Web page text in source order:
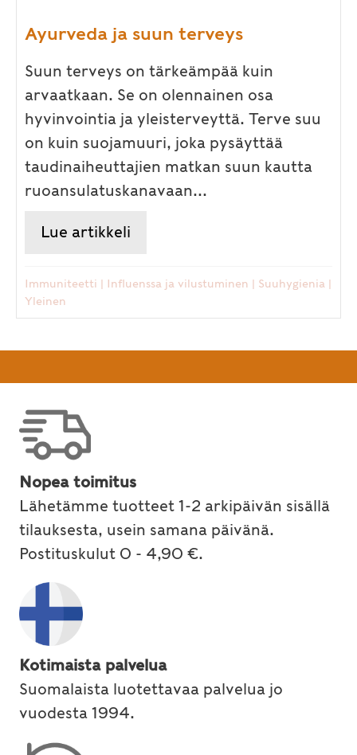
Ayurveda ja suun terveys
Suun terveys on tärkeämpää kuin
arvaatkaan. Se on olennainen osa
hyvinvointia ja yleisterveyttä. Terve suu
on kuin suojamuuri, joka pysäyttää
taudinaiheuttajien matkan suun kautta
ruoansulatuskanavaan...
Lue artikkeli
Immuniteetti | Influenssa ja vilustuminen | Suuhygienia |
Yleinen
Nopea toimitus
Lähetämme tuotteet 1-2 arkipäivän sisällä
tilauksesta, usein samana päivänä.
Postituskulut 0 - 4,90 €.
Kotimaista palvelua
Suomalaista luotettavaa palvelua jo
vuodesta 1994.